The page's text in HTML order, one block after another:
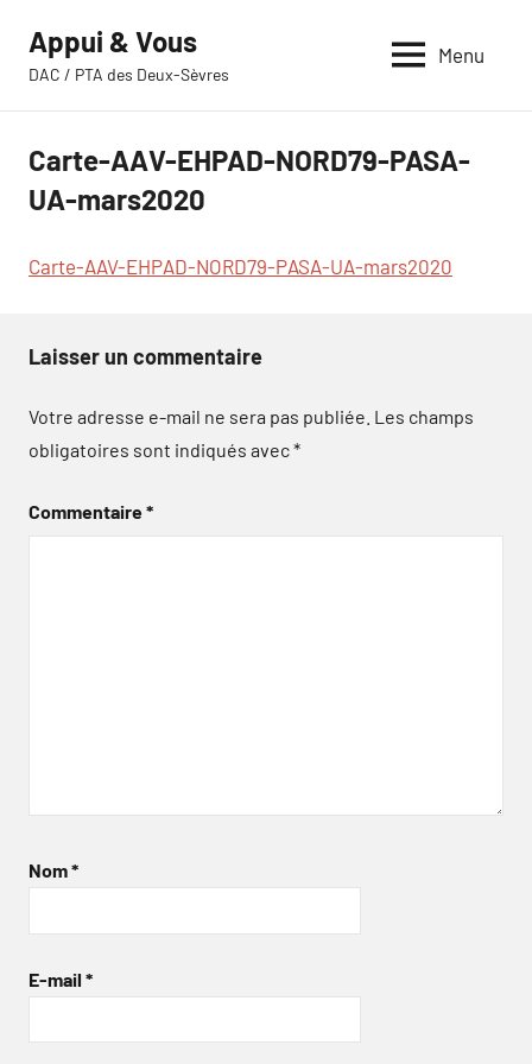
contenu
Appui & Vous
DAC / PTA des Deux-Sèvres
Menu
Carte-AAV-EHPAD-NORD79-PASA-
UA-mars2020
Carte-AAV-EHPAD-NORD79-PASA-UA-mars2020
Laisser un commentaire
Votre adresse e-mail ne sera pas publiée. Les champs
obligatoires sont indiqués avec*
Commentaire*
Nom*
E-mail *